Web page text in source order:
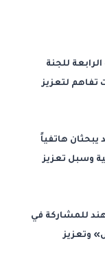
للجنة
تفاهم لتعزيز
يبحثان هاتفياً
وسبل تعزيز
للمشاركة في
وتعزيز